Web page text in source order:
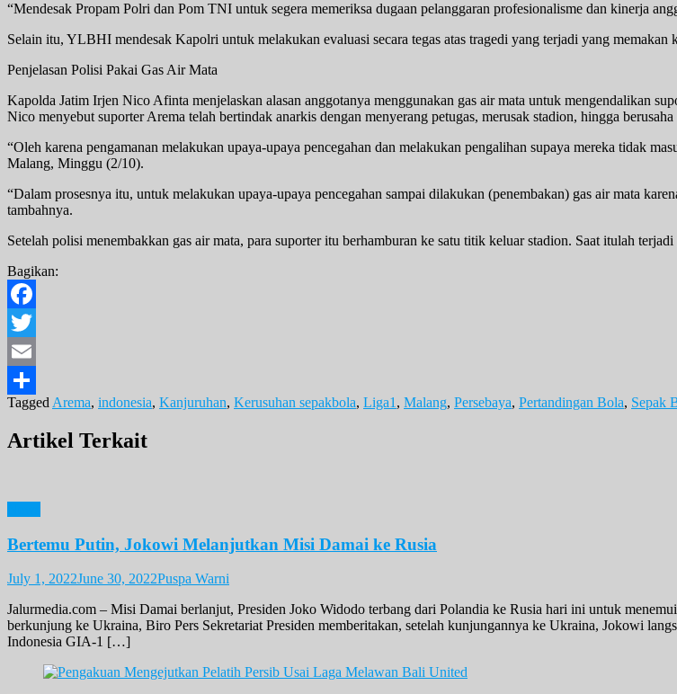
“Mendesak Propam Polri dan Pom TNI untuk segera memeriksa dugaan pelanggaran profesionalisme dan kinerja
Selain itu, YLBHI mendesak Kapolri untuk melakukan evaluasi secara tegas atas tragedi yang terjadi yang
Penjelasan Polisi Pakai Gas Air Mata
Kapolda Jatim Irjen Nico Afinta menjelaskan alasan anggotanya menggunakan gas air mata untuk mengendalikan
Nico menyebut suporter Arema telah bertindak anarkis dengan menyerang petugas, merusak stadion, hingga
“Oleh karena pengamanan melakukan upaya-upaya pencegahan dan melakukan pengalihan supaya mereka tidak
Malang, Minggu (2/10).
“Dalam prosesnya itu, untuk melakukan upaya-upaya pencegahan sampai dilakukan (penembakan) gas air mata
tambahnya.
Setelah polisi menembakkan gas air mata, para suporter itu berhamburan ke satu titik keluar stadion. Saat itulah
Bagikan:
Facebook
Twitter
Email
Share
Tagged Arema, indonesia, Kanjuruhan, Kerusuhan sepakbola, Liga1 , Malang, Persebaya, Pertandingan Bola, Sepak
Artikel Terkait
Bertemu Putin, Jokowi Melanjutkan Misi Damai ke Rusia
July 1, 2022June 30, 2022Puspa Warni
Jalurmedia.com – Misi Damai berlanjut, Presiden Joko Widodo terbang dari Polandia ke Rusia hari ini untuk
berkunjung ke Ukraina, Biro Pers Sekretariat Presiden memberitakan, setelah kunjungannya ke Ukraina, Jokowi
Indonesia GIA-1 […]